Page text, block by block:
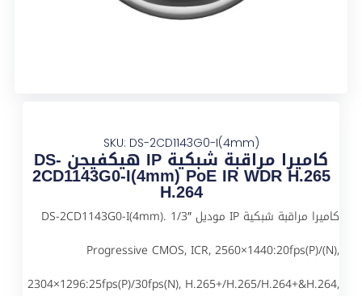
SKU: DS-2CD1143G0-I(4mm)
كاميرا مراقبة شبكية IP هيكفيجن DS-
2CD1143G0-I(4mm) PoE IR WDR H.265
H.264
كاميرا مراقبة شبكية IP موديل DS-2CD1143G0-I(4mm). 1/3″
Progressive CMOS, ICR, 2560×1440:20fps(P)/(N),
2304×1296:25fps(P)/30fps(N), H.265+/H.265/H.264+&H.264,